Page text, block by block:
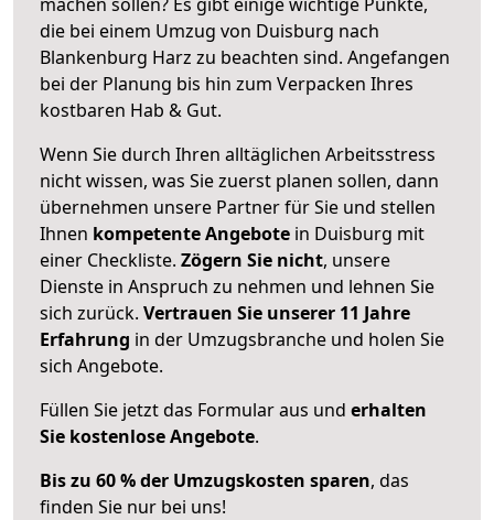
die bei einem Umzug von Duisburg nach
Blankenburg Harz zu beachten sind. Angefangen
bei der Planung bis hin zum Verpacken Ihres
kostbaren Hab & Gut.
Wenn Sie durch Ihren alltäglichen Arbeitsstress
nicht wissen, was Sie zuerst planen sollen, dann
übernehmen unsere Partner für Sie und stellen
Ihnen kompetente Angebote in Duisburg mit
einer Checkliste. Zögern Sie nicht, unsere
Dienste in Anspruch zu nehmen und lehnen Sie
sich zurück. Vertrauen Sie unserer 11 Jahre
Erfahrung in der Umzugsbranche und holen Sie
sich Angebote.
Füllen Sie jetzt das Formular aus und erhalten
Sie kostenlose Angebote.
Bis zu 60 % der Umzugskosten sparen, das
finden Sie nur bei uns!